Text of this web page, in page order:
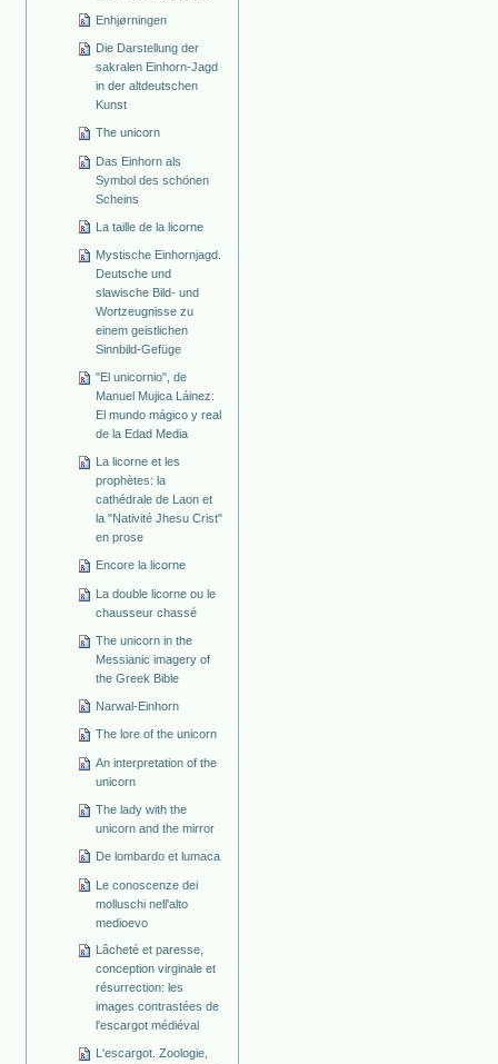
Enhjørningen
Die Darstellung der
sakralen Einhorn-Jagd
in der altdeutschen
Kunst
The unicorn
Das Einhorn als
Symbol des schönen
Scheins
La taille de la licorne
Mystische Einhornjagd.
Deutsche und
slawische Bild- und
Wortzeugnisse zu
einem geistlichen
Sinnbild-Gefüge
"El unicornio", de
Manuel Mujica Láinez:
El mundo mágico y real
de la Edad Media
La licorne et les
prophètes: la
cathédrale de Laon et
la "Nativité Jhesu Crist"
en prose
Encore la licorne
La double licorne ou le
chausseur chassé
The unicorn in the
Messianic imagery of
the Greek Bible
Narwal-Einhorn
The lore of the unicorn
An interpretation of the
unicorn
The lady with the
unicorn and the mirror
De lombardo et lumaca
Le conoscenze dei
molluschi nell'alto
medioevo
Lâcheté et paresse,
conception virginale et
résurrection: les
images contrastées de
l'escargot médiéval
L'escargot. Zoologie,